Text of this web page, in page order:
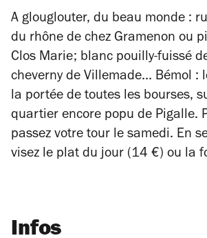
A glouglouter, du beau monde :
du rhône de chez Gramenon ou
Clos Marie; blanc pouilly-fuissé
cheverny de Villemade... Bémol :
la portée de toutes les bourses,
quartier encore popu de Pigalle.
passez votre tour le samedi. En
visez le plat du jour (14 €) ou la
Infos